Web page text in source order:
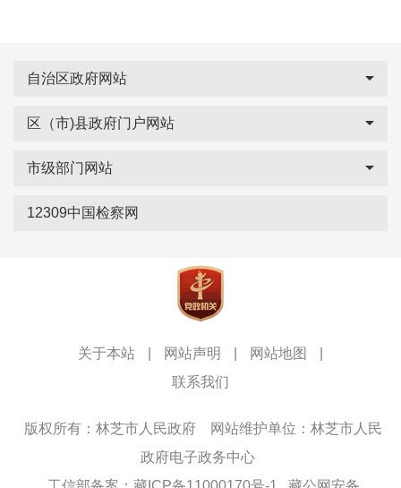
自治区政府网站
区（市)县政府门户网站
市级部门网站
12309中国检察网
关于本站 网站声明 网站地图
联系我们
版权所有：林芝市人民政府
网站维护单位：林芝市人民
政府电子政务中心